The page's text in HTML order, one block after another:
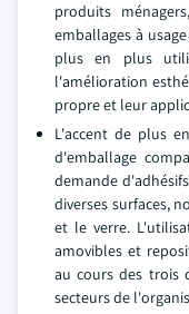
produits
emballages à
plus en plus
l'amélioration
propre et leur
L'accent de plus
d'emballage
demande
diverses surfaces,
et le verre.
amovibles et
au cours des trois
secteurs de